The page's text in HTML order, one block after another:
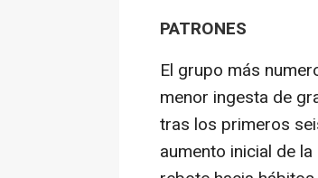
PATRONES
El grupo más
menor ingesta de
tras los primeros
aumento inicial de